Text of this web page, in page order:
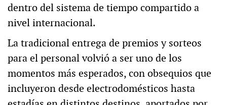
dentro del sistema de tiempo compartido a
nivel internacional.
La tradicional entrega de premios y sorteos
para el personal volvió a ser uno de los
momentos más esperados, con obsequios que
incluyeron desde electrodomésticos hasta